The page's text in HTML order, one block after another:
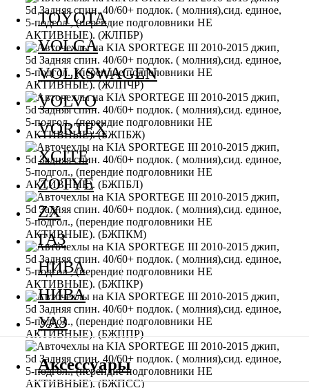
TOYOTA
VOLGA
VOLKSWAGEN
VOLVO
VORTEX
XCITE
ZOTYE
ZX
ГАЗ
НИВА
НИВА
УАЗ
Аксессуары